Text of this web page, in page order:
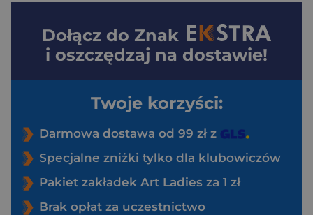
Dołącz do Znak
i oszczędzaj na dostawie!
Twoje korzyści:
Darmowa dostawa od 99 zł z
Specjalne zniżki tylko dla klubowiczów
Pakiet zakładek Art Ladies za 1 zł
Brak opłat za uczestnictwo